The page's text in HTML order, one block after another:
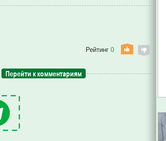
Рейтинг 0
Перейти к комментариям